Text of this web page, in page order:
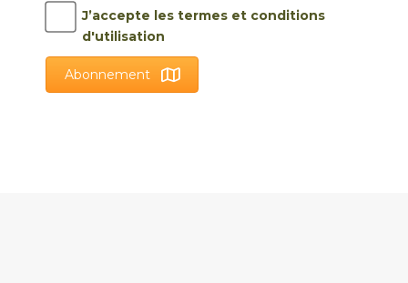
J’accepte les termes et conditions
d'utilisation
Abonnement